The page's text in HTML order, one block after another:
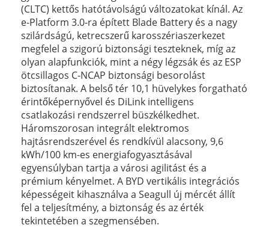
(CLTC) kettős hatótávolságú változatokat kínál. Az
e-Platform 3.0-ra épített Blade Battery és a nagy
szilárdságú, ketrecszerű karosszériaszerkezet
megfelel a szigorú biztonsági teszteknek, míg az
olyan alapfunkciók, mint a négy légzsák és az ESP
ötcsillagos C-NCAP biztonsági besorolást
biztosítanak. A belső tér 10,1 hüvelykes forgatható
érintőképernyővel és DiLink intelligens
csatlakozási rendszerrel büszkélkedhet.
Háromszorosan integrált elektromos
hajtásrendszerével és rendkívül alacsony, 9,6
kWh/100 km-es energiafogyasztásával
egyensúlyban tartja a városi agilitást és a
prémium kényelmet. A BYD vertikális integrációs
képességeit kihasználva a Seagull új mércét állít
fel a teljesítmény, a biztonság és az érték
tekintetében a szegmensében.